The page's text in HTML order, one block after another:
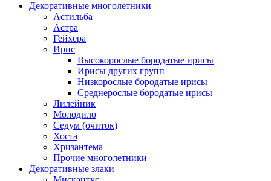
Декоративные многолетники
Астильба
Астра
Гейхера
Ирис
Высокорослые бородатые ирисы
Ирисы других групп
Низкорослые бородатые ирисы
Среднерослые бородатые ирисы
Лилейник
Молодило
Седум (очиток)
Хоста
Хризантема
Прочие многолетники
Декоративные злаки